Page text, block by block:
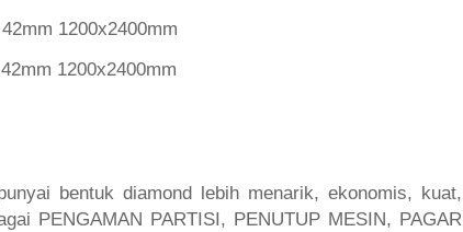
1200x2400mm
1200x2400mm
bentuk diamond lebih menarik, ekonomis, kuat,
PENGAMAN PARTISI, PENUTUP MESIN, PAGAR